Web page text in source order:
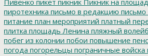
Пивенко пикет пикник Пикник на
пиротехника письмо в редакцию
питание план мероприятий платный
плитка площадь Ленина пляжный
побег из колонии побои повышение
погода погорельцы пограничные войска